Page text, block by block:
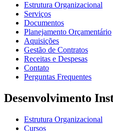
Estrutura Organizacional
Serviços
Documentos
Planejamento Orçamentário
Aquisições
Gestão de Contratos
Receitas e Despesas
Contato
Perguntas Frequentes
Desenvolvimento
Estrutura Organizacional
Cursos